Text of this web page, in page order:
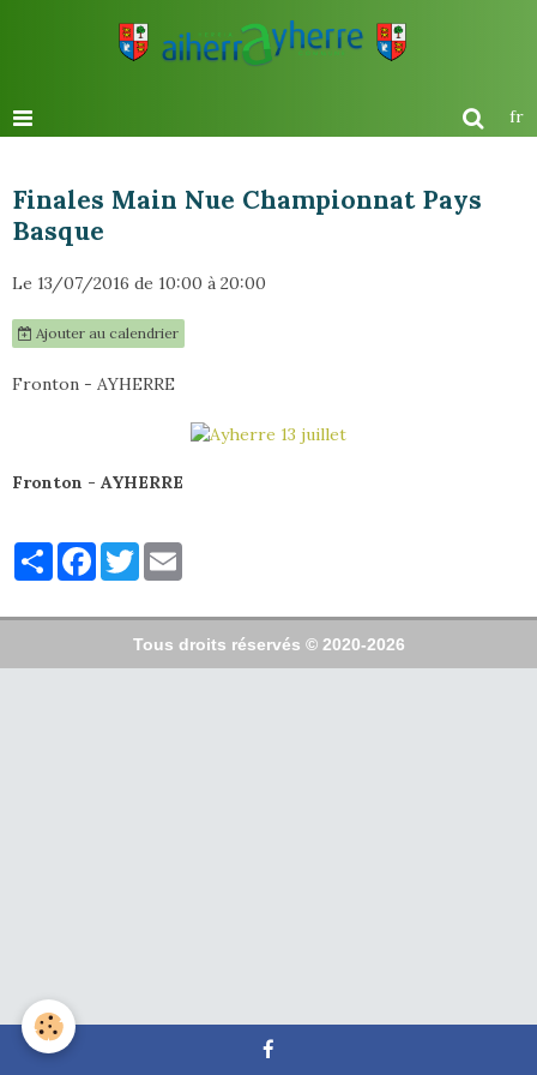
fr
Finales Main Nue Championnat Pays
Basque
Le 13/07/2016 de 10:00 à 20:00
Ajouter au calendrier
Fronton - AYHERRE
Fronton - AYHERRE
PartagerFacebook
Twitter
Tous droits réservés © 2020-2026